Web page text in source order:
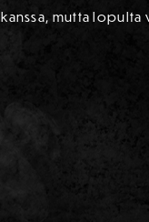
mutta lopulta